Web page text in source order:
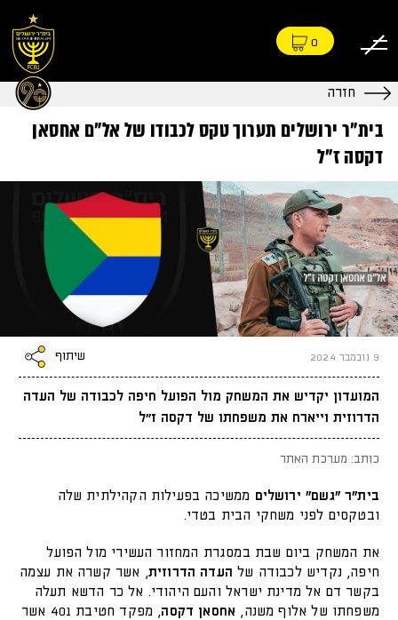
0
חזרה
בית״ר ירושלים תערוך טקס לכבודו של אל״ם אחסאן
דקסה ז״ל
9 נובמבר 2024 שיתוף
המועדון יקדיש את המשחק מול הפועל חיפה לכבודה של העדה
הדרוזית וייארח את משפחתו של דקסה ז״ל
כותב: מערכת האתר
בית"ר "גשם" ירושלים ממשיכה בפעילות הקהילתית שלה
ובטקסים לפני משחקי הבית בטדי.
את המשחק ביום שבת במסגרת המחזור העשירי מול הפועל
חיפה, נקדיש לכבודה של העדה הדרוזית, אשר קשרה את עצמה
בקשר דם אל מדינת ישראל והעם היהודי. אל כר הדשא תעלה
משפחתו של אלוף משנה, אחסאן דקסה
, מפקד חטיבת 401 אשר